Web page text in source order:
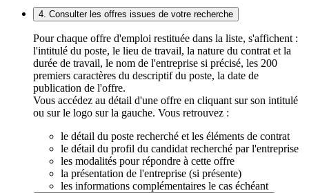
4. Consulter les offres issues de votre recherche
Pour chaque offre d'emploi restituée dans la liste, s'affichent :
l'intitulé du poste, le lieu de travail, la nature du contrat et la
durée de travail, le nom de l'entreprise si précisé, les 200
premiers caractères du descriptif du poste, la date de
publication de l'offre.
Vous accédez au détail d'une offre en cliquant sur son intitulé
ou sur le logo sur la gauche. Vous retrouvez :
le détail du poste recherché et les éléments de contrat
le détail du profil du candidat recherché par l'entreprise
les modalités pour répondre à cette offre
la présentation de l'entreprise (si présente)
les informations complémentaires le cas échéant